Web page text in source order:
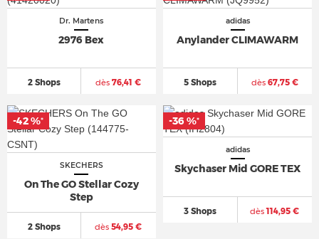
Dr. Martens
2976 Bex
2 Shops dès 76,41 €
adidas
Anylander CLIMAWARM
5 Shops dès67,75 €
SKECHERS
On The GO Stellar Cozy
Step
2 Shops dès 54,95 €
-42 %*
adidas
Skychaser Mid GORE TEX
3 Shops dès114,95 €
-36 %*